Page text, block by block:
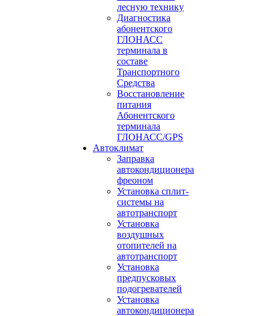
лесную технику
Диагностика
абонентского
ГЛОНАСС
терминала в
составе
Транспортного
Средства
Восстановление
питания
Абонентского
терминала
ГЛОНАСС/GPS
Автоклимат
Заправка
автокондиционера
фреоном
Установка сплит-
системы на
автотранспорт
Установка
воздушных
отопителей на
автотранспорт
Установка
предпусковых
подогревателей
Установка
автокондиционера